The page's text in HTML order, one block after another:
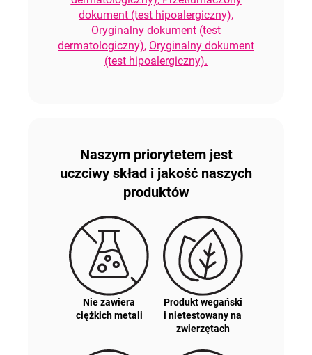
dokument (test hipoalergiczny),
Oryginalny dokument (test
dermatologiczny), Oryginalny dokument
(test hipoalergiczny).
Naszym priorytetem jest
uczciwy skład i jakość naszych
produktów
Nie zawiera
ciężkich metali
Produkt wegański
i nietestowany na
zwierzętach